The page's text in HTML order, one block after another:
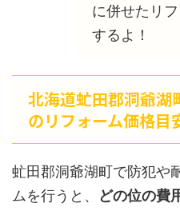
に併せたリ
するよ！
北海道虻田郡洞爺湖
のリフォーム価格目
虻田郡洞爺湖町で防犯や
ムを行うと、
どの位の費